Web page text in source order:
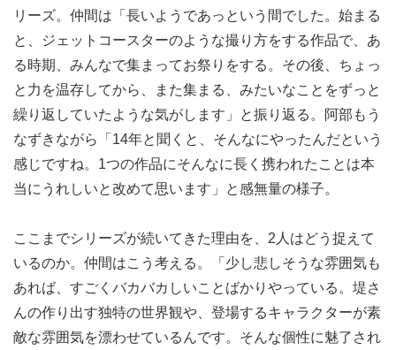
リーズ。仲間は「長いようであっという間でした。始まる
と、ジェットコースターのような撮り方をする作品で、あ
る時期、みんなで集まってお祭りをする。その後、ちょっ
と力を温存してから、また集まる、みたいなことをずっと
繰り返していたような気がします」と振り返る。阿部もう
なずきながら「14年と聞くと、そんなにやったんだという
感じですね。1つの作品にそんなに長く携われたことは本
当にうれしいと改めて思います」と感無量の様子。
ここまでシリーズが続いてきた理由を、2人はどう捉えて
いるのか。仲間はこう考える。「少し悲しそうな雰囲気も
あれば、すごくバカバカしいことばかりやっている。堤さ
んの作り出す独特の世界観や、登場するキャラクターが素
敵な雰囲気を漂わせているんです。そんな個性に魅了され